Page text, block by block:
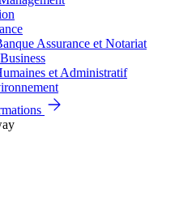
Assurance et Notariat
et Administratif